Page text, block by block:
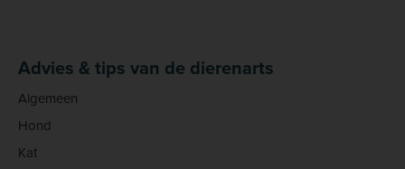
Advies & tips van de dierenarts
Algemeen
Hond
Kat